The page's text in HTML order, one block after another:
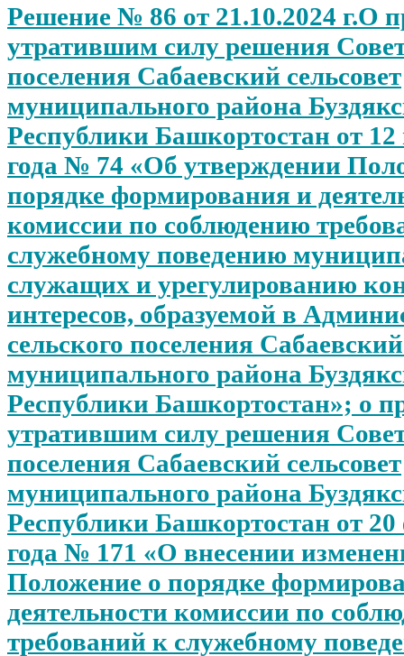
Решение № 86 от 21.10.2024 г.О
утратившим силу решения
поселения Сабаевский сельсовет
муниципального района
Республики Башкортостан от
года № 74 «Об утверждении
порядке формирования и
комиссии по соблюдению
служебному поведению
служащих и урегулированию
интересов, образуемой в
сельского поселения
муниципального района
Республики Башкортостан»; о
утратившим силу решения
поселения Сабаевский сельсовет
муниципального района
Республики Башкортостан от 20
года № 171 «О внесении
Положение о порядке
деятельности комиссии по
требований к служебному